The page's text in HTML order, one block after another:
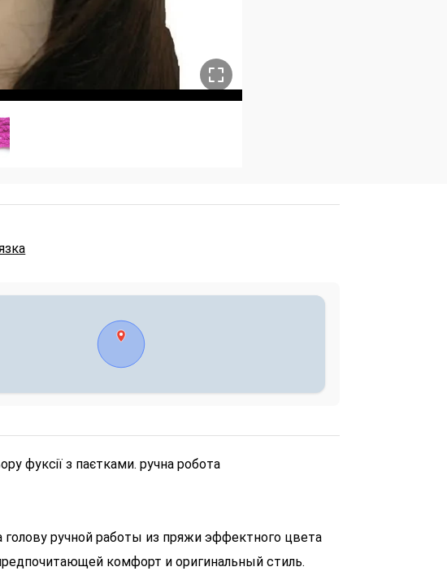
фуксії з паєтками. ручна робота
голову ручной работы из пряжи эффектного цвета
комфорт и оригинальный стиль.